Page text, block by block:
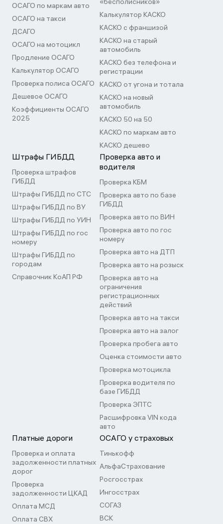
ОСАГО по маркам авто
ОСАГО на такси
ДСАГО
ОСАГО на мотоцикл
Продление ОСАГО
Калькулятор ОСАГО
Проверка полиса ОСАГО
Дешевое ОСАГО
Коэффициенты ОСАГО
2025
Калькулятор КАСКО
КАСКО с франшизой
КАСКО на старый
автомобиль
КАСКО без телефона и
регистрации
КАСКО от угона и тотала
КАСКО на новый
автомобиль
КАСКО 50 на 50
КАСКО по маркам авто
КАСКО дешево
Штрафы ГИБДД
Проверка штрафов
ГИБДД
Штрафы ГИБДД по СТС
Штрафы ГИБДД по ВУ
Штрафы ГИБДД по УИН
Штрафы ГИБДД по гос
номеру
Штрафы ГИБДД по
городам
Справочник КоАП РФ
Проверка авто и
водителя
Проверка КБМ
Проверка авто по базе
ГИБДД
Проверка авто по ВИН
Проверка авто по гос
номеру
Проверка авто на ДТП
Проверка авто на розыск
Проверка авто на
ограничения
регистрационных
действий
Проверка авто на такси
Проверка авто на залог
Проверка пробега авто
Оценка стоимости авто
Проверка мотоцикла
Проверка водителя по
базе ГИБДД
Проверка ЭПТС
Расшифровка VIN кода
авто
Платные дороги
Проверка и оплата
задолженности платных
дорог
Проверка
задолженности ЦКАД
Оплата МСД
Оплата СВХ
ОСАГО у страховых
Тинькофф
АльфаСтрахование
Росгосстрах
Ингосстрах
СОГАЗ
ВСК